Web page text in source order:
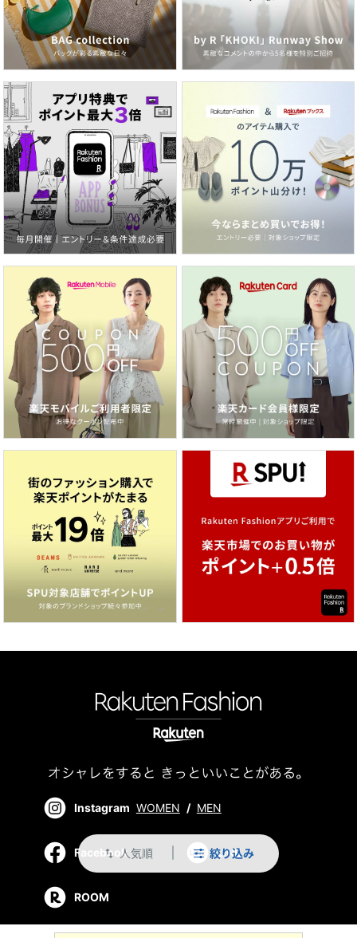
swap_vert 人気順 絞り込み
Instagram WOMEN / MEN
Facebook LINE
ROOM